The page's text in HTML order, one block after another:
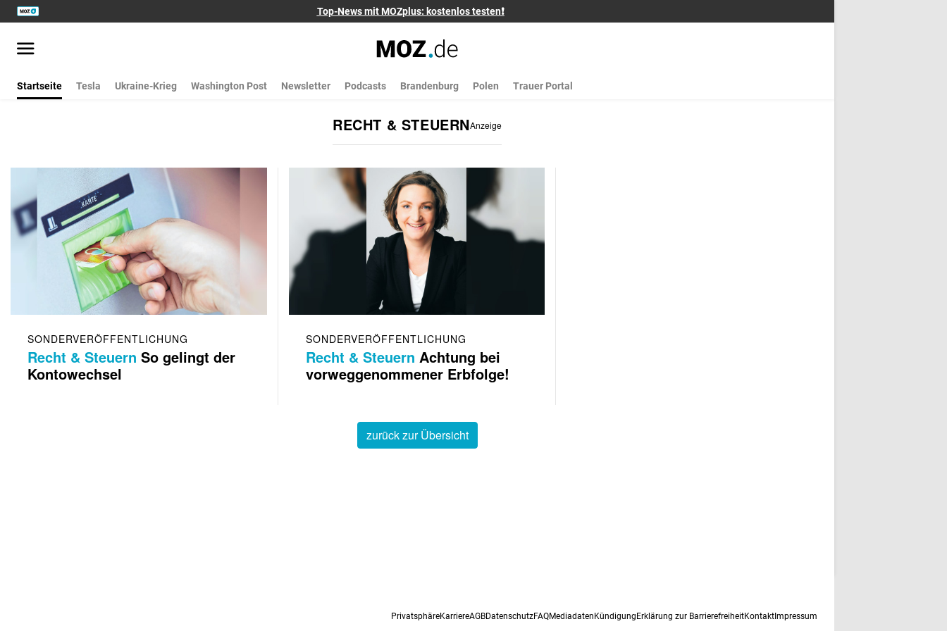
Top-News mit MOZplus: kostenlos testen❗
Startseite Tesla Ukraine-Krieg Washington Post Newsletter Podcasts Brandenburg Polen Trauer Portal
RECHT & STEUERNAnzeige
SONDERVERÖFFENTLICHUNG
Recht & Steuern So gelingt der
Kontowechsel
SONDERVERÖFFENTLICHUNG
Recht & Steuern Achtung bei
vorweggenommener Erbfolge!
zurück zur Übersicht
PrivatsphäreKarriereAGBDatenschutzFAQMediadaten Kündigung Erklärung zur BarrierefreiheitKontakt Impressum